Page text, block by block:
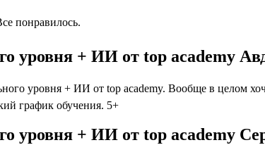
понравилось.
уровня + ИИ от top academy
уровня + ИИ от top academy. Вообще в целом
график обучения. 5+
уровня + ИИ от top academy